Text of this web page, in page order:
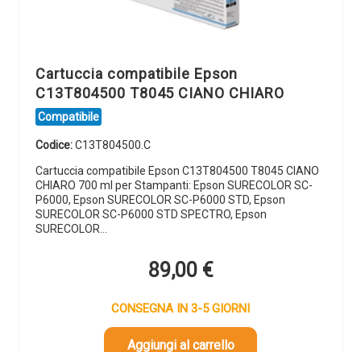
Cartuccia compatibile Epson
C13T804500 T8045 CIANO CHIARO
Compatibile
Codice:C13T804500.C
Cartuccia compatibile Epson C13T804500 T8045 CIANO
CHIARO 700 ml per Stampanti: Epson SURECOLOR SC-
P6000, Epson SURECOLOR SC-P6000 STD, Epson
SURECOLOR SC-P6000 STD SPECTRO, Epson
SURECOLOR…
89,00 €
CONSEGNA IN 3-5 GIORNI
Aggiungi al carrello